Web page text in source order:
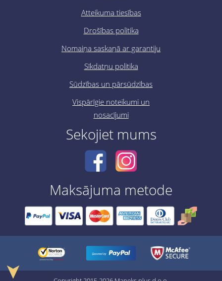
Atteikuma tiesības
Drošības politika
Nomaiņa saskaņā ar garantiju
Sīkdatņu politika
Sūdzības un pārsūdzības
Vispārīgie noteikumi un
nosacījumi
Sekojiet mums
Maksājuma metode